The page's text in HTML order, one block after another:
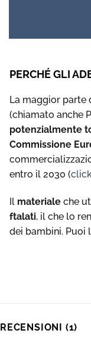
PERCHÉ GLI
La maggior parte
(chiamato anche
potenzialmente
Commissione
entro il 2030 (
Il materiale che
ftalati, il che lo
dei bambini. Puoi
RECENSIONI (1)